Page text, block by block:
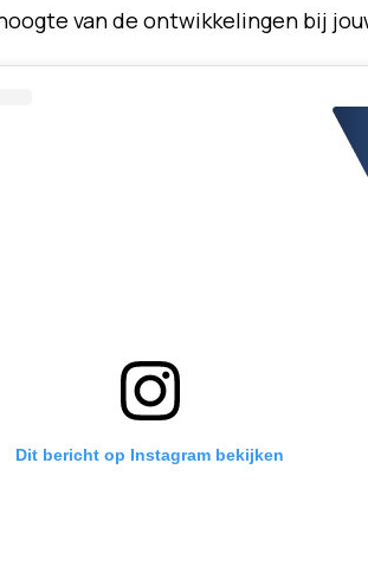
van de ontwikkelingen bij
Dit bericht op Instagram bekijken